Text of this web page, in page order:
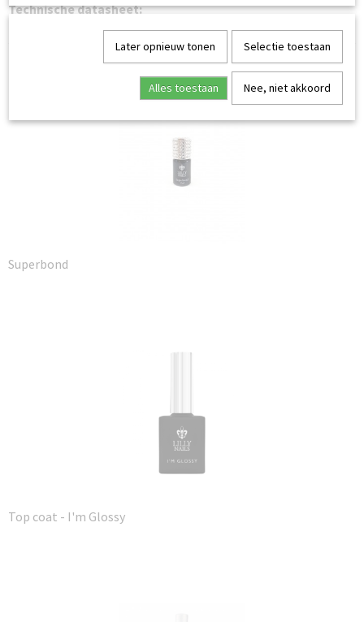
Technische datasheet:
Superbond
Top coat - I'm Glossy
Later opnieuw tonen Selectie toestaan
Alles toestaan Nee, niet akkoord